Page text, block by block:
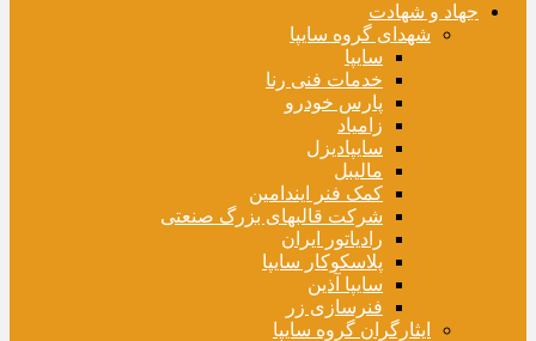
جهاد و شهادت
شهدای گروه سایپا
سایپا
خدمات فنی رنا
پارس خودرو
زامیاد
سایپادیزل
مالیبل
کمک فنر ایندامین
شرکت قالبهای بزرگ صنعتی
رادیاتور ایران
پلاسکوکار سایپا
سایپا آذین
فنرسازی زر
ایثارگران گروه سایپا